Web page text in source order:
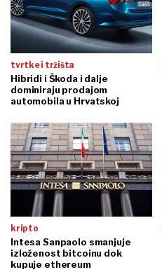
tvrtke i tržišta
Hibridi i Škoda i dalje
dominiraju prodajom
automobila u Hrvatskoj
kripto
Intesa Sanpaolo smanjuje
izloženost bitcoinu dok
kupuje ethereum